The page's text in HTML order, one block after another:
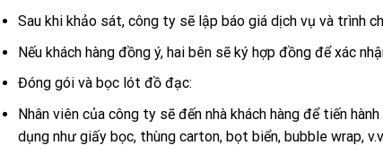
Sau khi khảo sát, công ty sẽ lập báo giá dịch vụ và trình
Nếu khách hàng đồng ý, hai bên sẽ ký hợp đồng để xác
Đóng gói và bọc lót đồ đạc:
Nhân viên của công ty sẽ đến nhà khách hàng để tiến
dụng như giấy bọc, thùng carton, bọt biển, bubble wrap,